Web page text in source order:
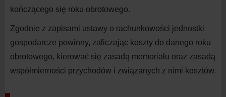
kończącego się roku obrotowego.
Zgodnie z zapisami ustawy o rachunkowości jednostki
gospodarcze powinny, zaliczając koszty do danego roku
obrotowego, kierować się zasadą memoriału oraz zasadą
współmierności przychodów i związanych z nimi kosztów.